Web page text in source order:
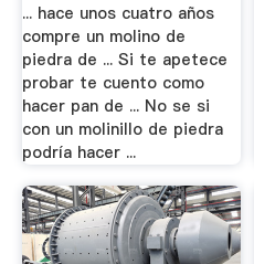
... hace unos cuatro años
compre un molino de
piedra de ... Si te apetece
probar te cuento como
hacer pan de ... No se si
con un molinillo de piedra
podría hacer ...